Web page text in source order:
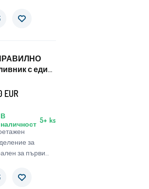
с един
за
за първи
В
наличност 5+ ks
EUR